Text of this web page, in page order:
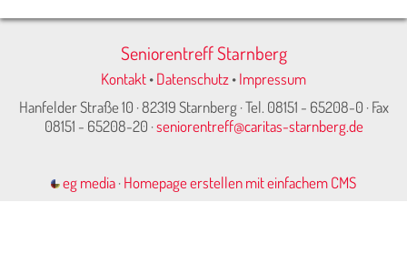
Seniorentreff Starnberg
Kontakt•Datenschutz•Impressum
Hanfelder Straße 10 · 82319 Starnberg · Tel. 08151 - 65208-0 · Fax
08151 - 65208-20 ·seniorentreff@caritas-starnberg.de
eg media·Homepage erstellen mit einfachem CMS